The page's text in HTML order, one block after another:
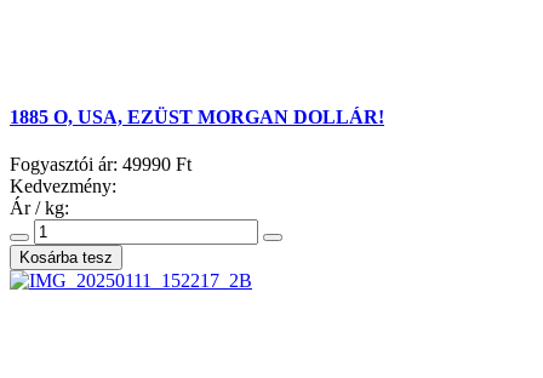
1885 O, USA, EZÜST MORGAN DOLLÁR!
Fogyasztói ár: 49990 Ft
Kedvezmény:
Ár / kg: